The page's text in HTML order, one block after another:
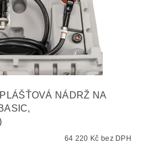
NÁDRŽ NA
64 220 Kč bez DPH